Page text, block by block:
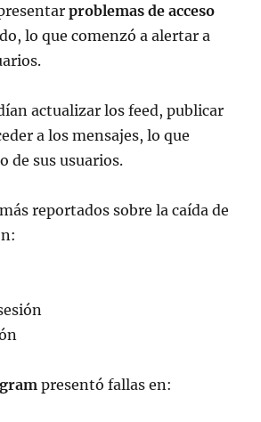
problemas de acceso
lo que comenzó a alertar a
actualizar los feed, publicar
a los mensajes, lo que
de sus usuarios.
reportados sobre la caída de
presentó fallas en: